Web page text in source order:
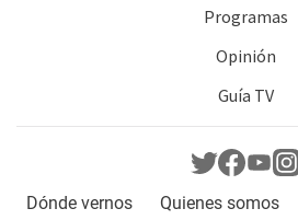
Programas
Opinión
Guía TV
Dónde vernos Quienes somos